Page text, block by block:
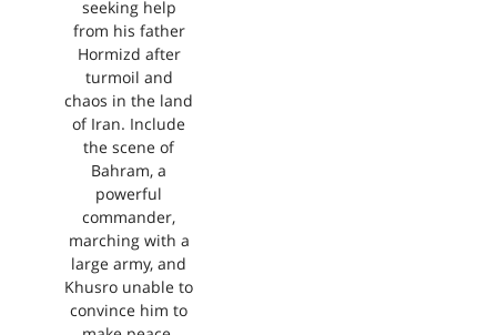
seeking help
from his father
Hormizd after
turmoil and
chaos in the land
of Iran. Include
the scene of
Bahram, a
powerful
commander,
marching with a
large army, and
Khusro unable to
convince him to